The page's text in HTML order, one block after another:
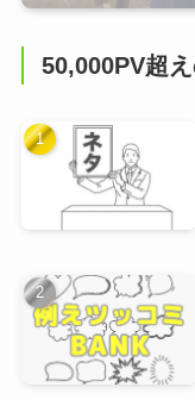
50,000PV超